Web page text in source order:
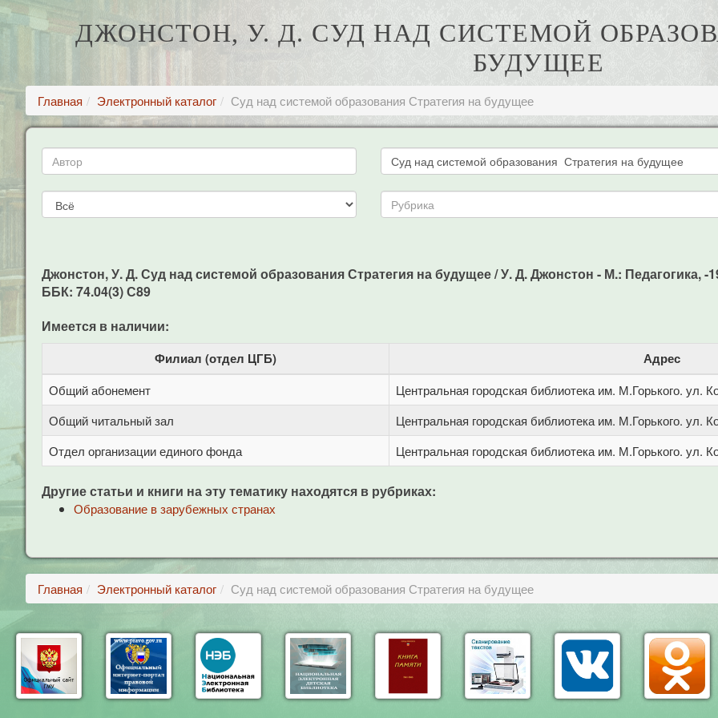
ДЖОНСТОН, У. Д. СУД НАД СИСТЕМОЙ
БУДУЩЕЕ
Главная Электронный каталог Суд над системой образования Стратегия на будущее
Джонстон, У. Д. Суд над системой образования Стратегия на будущее / У. Д. Джонстон - М.: Педагогика, -
ББК: 74.04(3) С89
Имеется в наличии:
Филиал (отдел ЦГБ) Адрес
Общий абонемент
Центральная городская библиотека им. М.Горького. ул.
Общий читальный зал
Центральная городская библиотека им. М.Горького. ул.
Отдел организации единого фонда
Центральная городская библиотека им. М.Горького. ул.
Другие статьи и книги на эту тематику находятся в рубриках:
Образование в зарубежных странах
Главная Электронный каталог Суд над системой образования Стратегия на будущее